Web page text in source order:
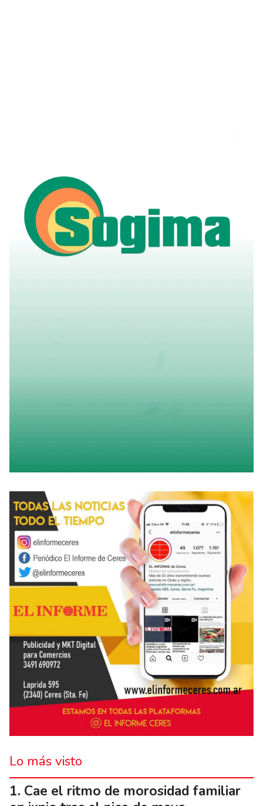
Lo más visto
Cae el ritmo de morosidad familiar